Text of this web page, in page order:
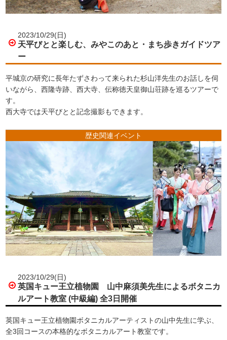
2023/10/29(日)
天平びとと楽しむ、みやこのあと・まち歩きガイドツア
ー
平城京の研究に長年たずさわって来られた杉山洋先生のお話しを伺
いながら、西隆寺跡、西大寺、伝称徳天皇御山荘跡を巡るツアーで
す。
西大寺では天平びとと記念撮影もできます。
歴史関連イベント
2023/10/29(日)
英国キュー王立植物園 山中麻須美先生によるボタニカ
ルアート教室 (中級編) 全3日開催
英国キュー王立植物園ボタニカルアーティストの山中先生に学ぶ、
全3回コースの本格的なボタニカルアート教室です。